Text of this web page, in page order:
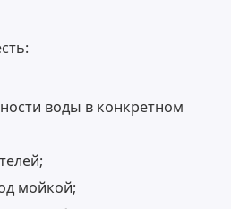
воды в конкретном
мойкой;